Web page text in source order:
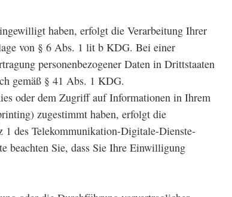
haben, erfolgt die Verarbeitung Ihrer
von § 6 Abs. 1 lit b KDG. Bei einer
personenbezogener Daten in Drittstaaten
gemäß § 41 Abs. 1 KDG.
oder dem Zugriff auf Informationen in Ihrem
zugestimmt haben, erfolgt die
1 des Telekommunikation-Digitale-Dienste-
beachten Sie, dass Sie Ihre Einwilligung